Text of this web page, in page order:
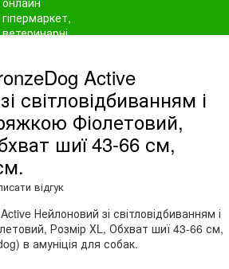
Active
світловідбиванням і
Фіолетовий,
шиї 43-66 см,
відгук